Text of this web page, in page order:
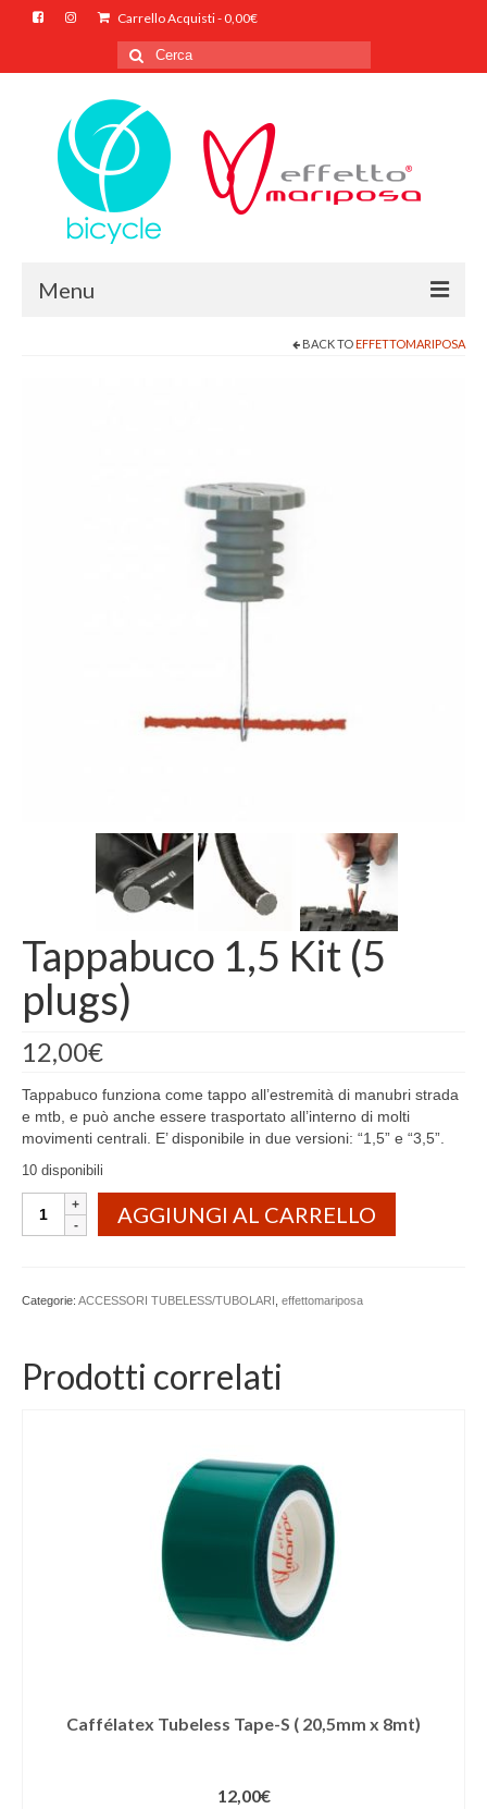
Carrello Acquisti-0,00€
Cerca
per:
Menu
BACK TOEFFETTOMARIPOSA
Tappabuco 1,5 Kit (5
plugs)
12,00€
Tappabuco funziona come tappo all’estremità di manubri strada
e mtb, e può anche essere trasportato all’interno di molti
movimenti centrali. E’ disponibile in due versioni: “1,5” e “3,5”.
10 disponibili
Tappabuco
1,5
quantità
AGGIUNGI AL CARRELLO
Categorie: ACCESSORI TUBELESS/TUBOLARI effettomariposa
Prodotti correlati
Caffélatex Tubeless Tape-S ( 20,5mm x 8mt)
12,00€